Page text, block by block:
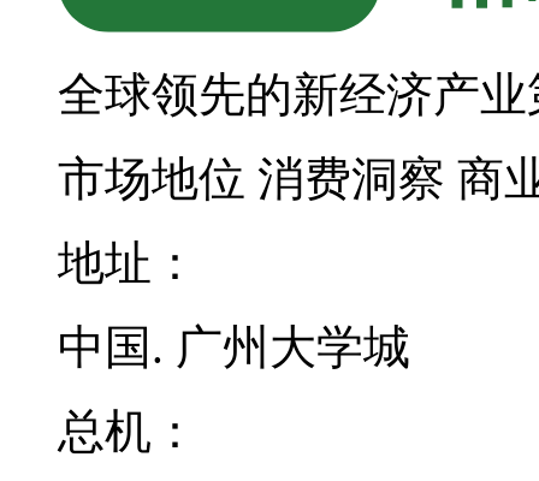
全球领先的新经济产
市场地位 消费洞察 商
地址：
中国. 广州大学城
总机：